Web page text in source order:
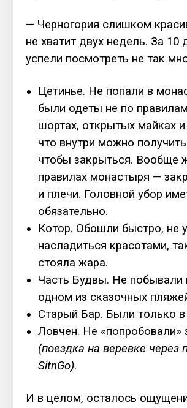
— Черногория слишком
не хватит двух недель. За 10
успели посмотреть не так
Цетинье. Не попали в
были одеты не по
шортах, открытых майках и
что внутри можно
чтобы закрыться. Вообще
правилах монастыря —
и плечи. Головной убор
обязательно.
Котор. Обошли быстро, не
насладиться красотами,
стояла жара.
Часть Будвы. Не побывали
одном из сказочных
Старый Бар. Были только в
Ловчен. Не «попробовали»
(поездка на веревке через
SitnGo).
И в целом, осталось